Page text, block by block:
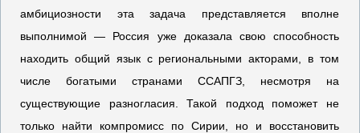
амбициозности эта задача представляется вполне
выполнимой — Россия уже доказала свою способность
находить общий язык с региональными акторами, в том
числе богатыми странами ССАПГЗ, несмотря на
существующие разногласия. Такой подход поможет не
только найти компромисс по Сирии, но и восстановить